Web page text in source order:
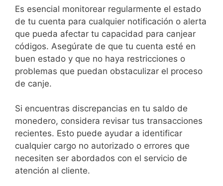
Es esencial monitorear regularmente el estado
de tu cuenta para cualquier notificación o alerta
que pueda afectar tu capacidad para canjear
códigos. Asegúrate de que tu cuenta esté en
buen estado y que no haya restricciones o
problemas que puedan obstaculizar el proceso
de canje.
Si encuentras discrepancias en tu saldo de
monedero, considera revisar tus transacciones
recientes. Esto puede ayudar a identificar
cualquier cargo no autorizado o errores que
necesiten ser abordados con el servicio de
atención al cliente.